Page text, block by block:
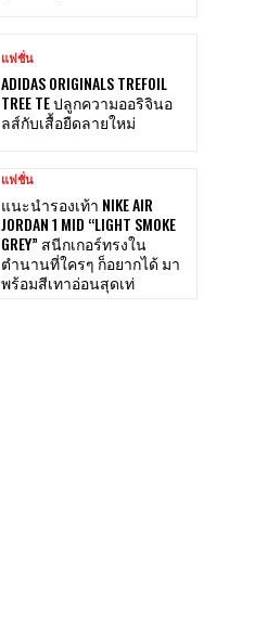
แฟชั่น
ADIDAS ORIGINALS TREFOIL
TREE TE ปลูกความออริจินอ
ลส์กับเสื้อยืดลายใหม่
แฟชั่น
แนะนำรองเท้า NIKE AIR
JORDAN 1 MID “LIGHT SMOKE
GREY” สนีกเกอร์ทรงใน
ตำนานที่ใครๆ ก็อยากได้ มา
พร้อมสีเทาอ่อนสุดเท่